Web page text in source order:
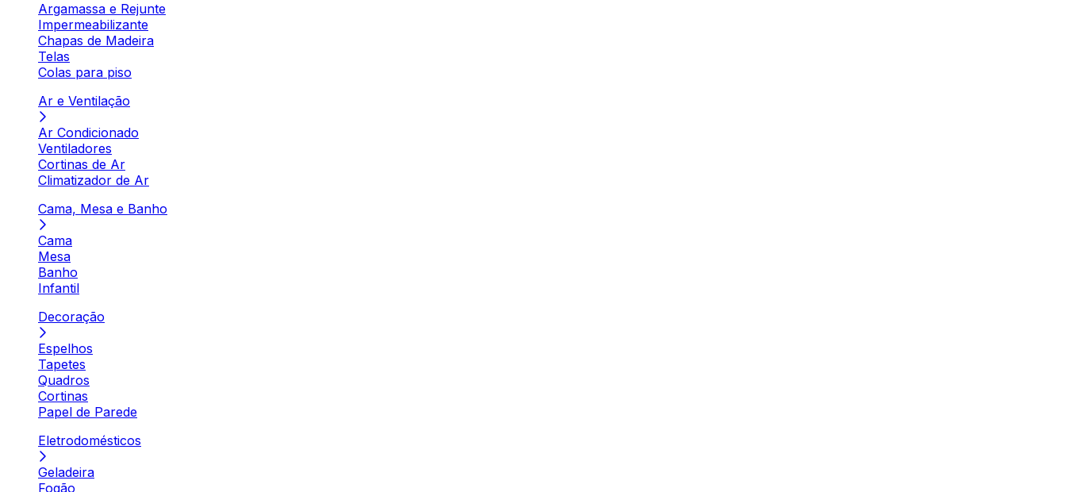
Argamassa e Rejunte
Impermeabilizante
Chapas de Madeira
Telas
Colas para piso
Ar e Ventilação
Ar Condicionado
Ventiladores
Cortinas de Ar
Climatizador de Ar
Cama, Mesa e Banho
Cama
Mesa
Banho
Infantil
Decoração
Espelhos
Tapetes
Quadros
Cortinas
Papel de Parede
Eletrodomésticos
Geladeira
Fogão